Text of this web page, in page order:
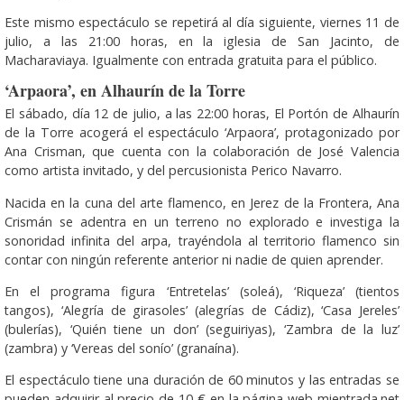
Este mismo espectáculo se repetirá al día siguiente, viernes 11 de
julio, a las 21:00 horas, en la iglesia de San Jacinto, de
Macharaviaya. Igualmente con entrada gratuita para el público.
‘Arpaora’, en Alhaurín de la Torre
El sábado, día 12 de julio, a las 22:00 horas, El Portón de Alhaurín
de la Torre acogerá el espectáculo ‘Arpaora’, protagonizado por
Ana Crisman, que cuenta con la colaboración de José Valencia
como artista invitado, y del percusionista Perico Navarro.
Nacida en la cuna del arte flamenco, en Jerez de la Frontera, Ana
Crismán se adentra en un terreno no explorado e investiga la
sonoridad infinita del arpa, trayéndola al territorio flamenco sin
contar con ningún referente anterior ni nadie de quien aprender.
En el programa figura ‘Entretelas’ (soleá), ‘Riqueza’ (tientos
tangos), ‘Alegría de girasoles’ (alegrías de Cádiz), ‘Casa Jereles’
(bulerías), ‘Quién tiene un don’ (seguiriyas), ‘Zambra de la luz’
(zambra) y ‘Vereas del sonío’ (granaína).
El espectáculo tiene una duración de 60 minutos y las entradas se